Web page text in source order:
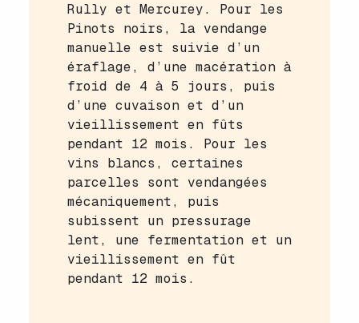
Rully et Mercurey. Pour les
Pinots noirs, la vendange
manuelle est suivie d’un
éraflage, d’une macération à
froid de 4 à 5 jours, puis
d’une cuvaison et d’un
vieillissement en fûts
pendant 12 mois. Pour les
vins blancs, certaines
parcelles sont vendangées
mécaniquement, puis
subissent un pressurage
lent, une fermentation et un
vieillissement en fût
pendant 12 mois.